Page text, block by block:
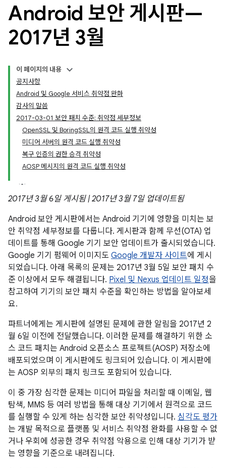
Android 보안 게시판—
2017년 3월
이 페이지의 내용
공지사항
Android 및 Google 서비스 취약점 완화
감사의 말씀
2017-03-01 보안 패치 수준: 취약점 세부정보
OpenSSL 및 BoringSSL의 원격 코드 실행 취약성
미디어 서버의 원격 코드 실행 취약성
복구 인증의 권한 승격 취약성
AOSP 메시지의 원격 코드 실행 취약성
2017년 3월 6일 게시됨 | 2017년 3월 7일 업데이트됨
Android 보안 게시판에서는 Android 기기에 영향을 미치는 보
안 취약점 세부정보를 다룹니다. 게시판과 함께 무선(OTA) 업
데이트를 통해 Google 기기 보안 업데이트가 출시되었습니다.
Google 기기 펌웨어 이미지도 Google 개발자 사이트에 게시
되었습니다. 아래 목록의 문제는 2017년 3월 5일 보안 패치 수
준 이상에서 모두 해결됩니다. Pixel 및 Nexus 업데이트 일정을
참고하여 기기의 보안 패치 수준을 확인하는 방법을 알아보세
요.
파트너에게는 게시판에 설명된 문제에 관한 알림을 2017년 2
월 6일 이전에 전달했습니다. 이러한 문제를 해결하기 위한 소
스 코드 패치는 Android 오픈소스 프로젝트(AOSP) 저장소에
배포되었으며 이 게시판에도 링크되어 있습니다. 이 게시판에
는 AOSP 외부의 패치 링크도 포함되어 있습니다.
이 중 가장 심각한 문제는 미디어 파일을 처리할 때 이메일, 웹
탐색, MMS 등 여러 방법을 통해 대상 기기에서 원격으로 코드
를 실행할 수 있게 하는 심각한 보안 취약성입니다. 심각도 평가
는 개발 목적으로 플랫폼 및 서비스 취약점 완화를 사용할 수 없
거나 우회에 성공한 경우 취약점 악용으로 인해 대상 기기가 받
는 영향을 기준으로 내려집니다.